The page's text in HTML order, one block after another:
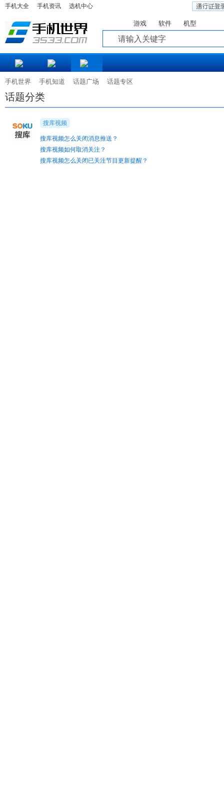
手机大全 手机资讯 选机中心
游戏 软件 机型
手机世界 手机知道 话题广场 话题专区
话题分类
搜库视频
搜库视频怎么关闭消息推送？
搜库视频如何取消关注？
搜库视频怎么关闭已关注节目更新提醒？